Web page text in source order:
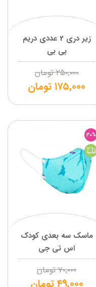
زیر دری 2 عددی دریم
بی بی
۲۵۰,۰۰۰ تومان
۱۷۵,۰۰۰تومان
30%
ماسک سه بعدی کودک
اس تی جی
۷۰,۰۰۰ تومان
۴۹,۰۰۰ تومان